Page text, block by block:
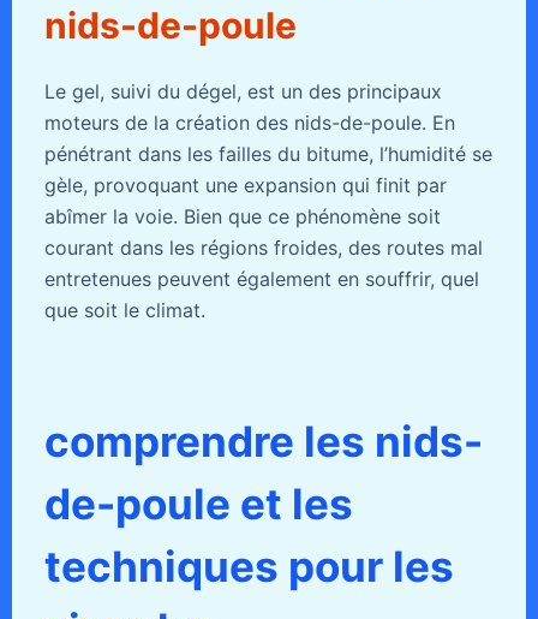
nids-de-poule
Le gel, suivi du dégel, est un des principaux
moteurs de la création des nids-de-poule. En
pénétrant dans les failles du bitume, l’humidité se
gèle, provoquant une expansion qui finit par
abîmer la voie. Bien que ce phénomène soit
courant dans les régions froides, des routes mal
entretenues peuvent également en souffrir, quel
que soit le climat.
comprendre les nids-
de-poule et les
techniques pour les